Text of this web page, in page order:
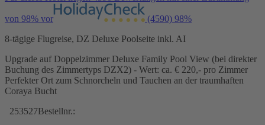
von 98% vor (4590) 98%
8-tägige Flugreise, DZ Deluxe Poolseite inkl. AI
Upgrade auf Doppelzimmer Deluxe Family Pool View (bei direkter
Buchung des Zimmertyps DZX2) - Wert: ca. € 220,- pro Zimmer
Perfekter Ort zum Schnorcheln und Tauchen an der traumhaften
Coraya Bucht
253527Bestellnr.: